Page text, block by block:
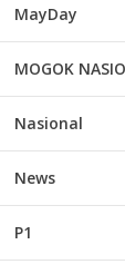
MayDay
MOGOK
Nasional
News
P1